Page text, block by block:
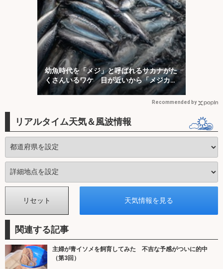
幼魚時代を「メジ」と呼ばれるサカナがた
くさんいるワケ 目が近いから「メジカ」
が由来？
Recommended by
リアルタイム天気＆風波情報
関連する記事
主婦が青イソメを飼育してみた 不吉な予感がついに的中
（第3回）